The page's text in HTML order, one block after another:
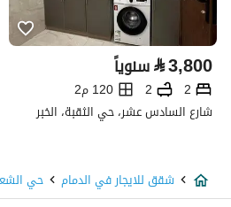
تفاصيل العقار
نوع الإعلان
استخدام العقار
-
السعر
50000
⃁3,800 سنوياً
2
2
120 م2
شارع السادس عشر، حي الثقبة، الخبر
شقق للايجار في الدمام حي